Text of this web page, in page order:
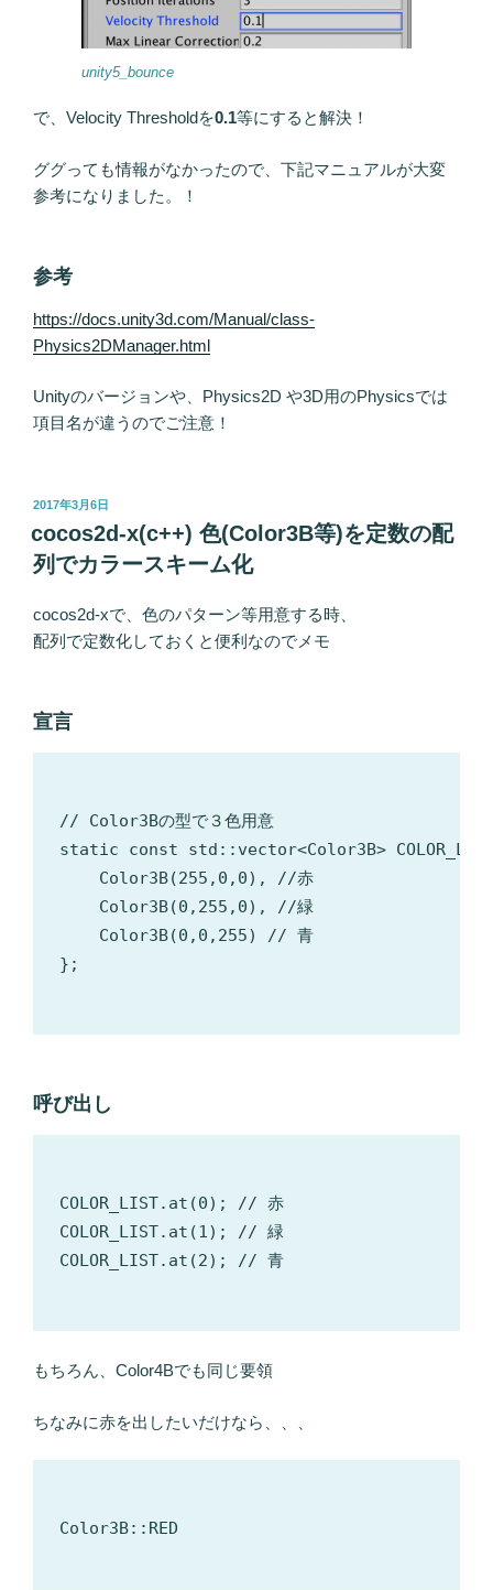
unity5_bounce
で、Velocity Thresholdを0.1等にすると解決！
ググっても情報がなかったので、下記マニュアルが大変
参考になりました。！
参考
https://docs.unity3d.com/Manual/class-
Physics2DManager.html
Unityのバージョンや、Physics2D や3D用のPhysicsでは
項目名が違うのでご注意！
投
日:
2017年3月6日
cocos2d-x(c++) 色(Color3B等)を定数の配
列でカラースキーム化
cocos2d-xで、色のパターン等用意する時、
配列で定数化しておくと便利なのでメモ
宣言
// Color3Bの型で３色用意
static const std::vector<Color3B>
    Color3B(255,0,0), //赤
    Color3B(0,255,0), //緑
    Color3B(0,0,255) // 青
};
呼び出し
COLOR_LIST.at(0); // 赤
COLOR_LIST.at(1); // 緑
COLOR_LIST.at(2); // 青
もちろん、Color4Bでも同じ要領
ちなみに赤を出したいだけなら、、、
Color3B::RED